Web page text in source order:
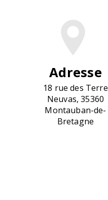
Adresse
18 rue des Terre
Neuvas, 35360
Montauban-de-
Bretagne